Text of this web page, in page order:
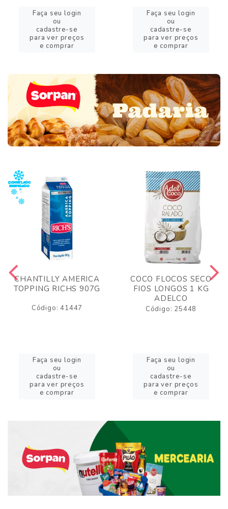
Faça seu login
ou
cadastre-se
para ver preços
e comprar
Faça seu login
ou
cadastre-se
para ver preços
e comprar
CHANTILLY AMERICA
TOPPING RICHS 907G
Código: 41447
Faça seu login
ou
cadastre-se
para ver preços
e comprar
COCO FLOCOS SECO
FIOS LONGOS 1 KG
ADELCO
Código: 25448
Faça seu login
ou
cadastre-se
para ver preços
e comprar